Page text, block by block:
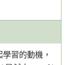
習的動機，